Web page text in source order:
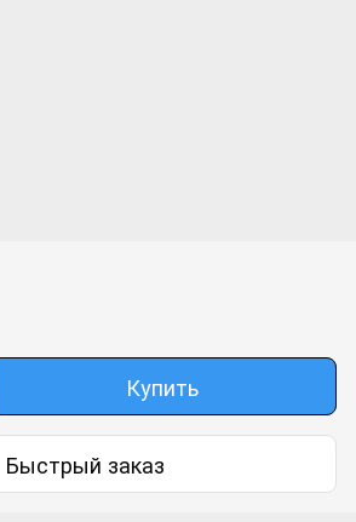
Купить
Быстрый заказ